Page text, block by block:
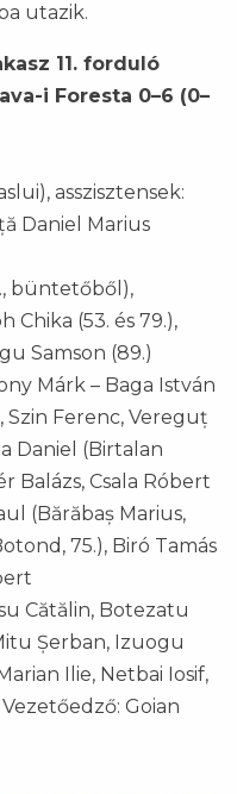
utazik.
11. forduló
i Foresta 0–6 (0–
asszisztensek:
Daniel Marius
büntetőből),
Chika (53. és 79.),
Samson (89.)
Márk – Baga István
Szin Ferenc, Vereguț
Daniel (Birtalan
Balázs, Csala Róbert
(Bărăbaș Marius,
75.), Biró Tamás
Cătălin, Botezatu
Șerban, Izuogu
Ilie, Netbai Iosif,
Goian